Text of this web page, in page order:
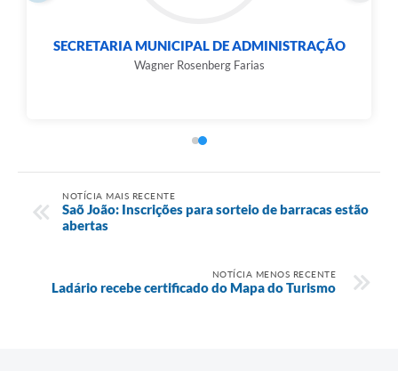
SECRETARIA MUNICIPAL DE ADMINISTRAÇÃO
Wagner Rosenberg Farias
NOTÍCIA MAIS RECENTE
Saõ João: Inscrições para sorteio de barracas estão
abertas
NOTÍCIA MENOS RECENTE
Ladário recebe certificado do Mapa do Turismo